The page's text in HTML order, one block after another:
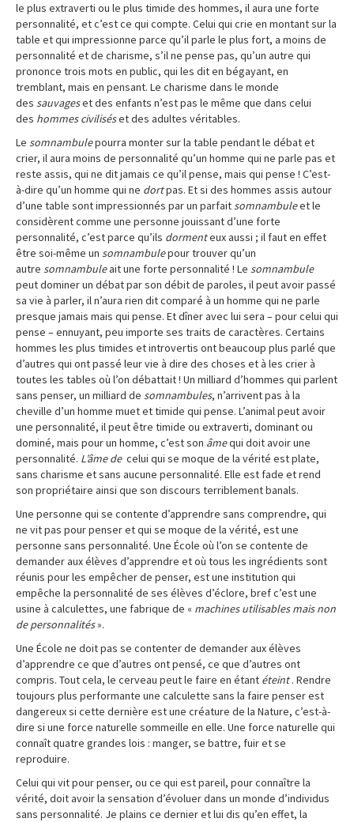
le plus extraverti ou le plus timide des hommes, il aura une forte
personnalité, et c’est ce qui compte. Celui qui crie en montant sur la
table et qui impressionne parce qu’il parle le plus fort, a moins de
personnalité et de charisme, s’il ne pense pas, qu’un autre qui
prononce trois mots en public, qui les dit en bégayant, en
tremblant, mais en pensant. Le charisme dans le monde
des sauvageset des enfants n’est pas le même que dans celui
des hommes civiliséset des adultes véritables.
Le somnambulepourra monter sur la table pendant le débat et
crier, il aura moins de personnalité qu’un homme qui ne parle pas et
reste assis, qui ne dit jamais ce qu’il pense, mais qui pense ! C’est-
à-dire qu’un homme qui ne dortpas. Et si des hommes assis autour
d’une table sont impressionnés par un parfaitsomnambuleet le
considèrent comme une personne jouissant d’une forte
personnalité, c’est parce qu’ils dormenteux aussi ; il faut en effet
être soi-même un somnambulepour trouver qu’un
autre somnambuleait une forte personnalité ! Le somnambule
peut dominer un débat par son débit de paroles, il peut avoir passé
sa vie à parler, il n’aura rien dit comparé à un homme qui ne parle
presque jamais mais qui pense. Et dîner avec lui sera – pour celui qui
pense – ennuyant, peu importe ses traits de caractères. Certains
hommes les plus timides et introvertis ont beaucoup plus parlé que
d’autres qui ont passé leur vie à dire des choses et à les crier à
toutes les tables où l’on débattait ! Un milliard d’hommes qui parlent
sans penser, un milliard de somnambules, n’arrivent pas à la
cheville d’un homme muet et timide qui pense. L’animal peut avoir
une personnalité, il peut être timide ou extraverti, dominant ou
dominé, mais pour un homme, c’est son âmequi doit avoir une
personnalité. L’âme de celui qui se moque de la vérité est plate,
sans charisme et sans aucune personnalité. Elle est fade et rend
son propriétaire ainsi que son discours terriblement banals.
Une personne qui se contente d’apprendre sans comprendre, qui
ne vit pas pour penser et qui se moque de la vérité, est une
personne sans personnalité. Une École où l’on se contente de
demander aux élèves d’apprendre et où tous les ingrédients sont
réunis pour les empêcher de penser, est une institution qui
empêche la personnalité de ses élèves d’éclore, bref c’est une
usine à calculettes, une fabrique de « machines utilisables mais non
de personnalités».
Une École ne doit pas se contenter de demander aux élèves
d’apprendre ce que d’autres ont pensé, ce que d’autres ont
compris. Tout cela, le cerveau peut le faire en étant éteint. Rendre
toujours plus performante une calculette sans la faire penser est
dangereux si cette dernière est une créature de la Nature, c’est-à-
dire si une force naturelle sommeille en elle. Une force naturelle qui
connaît quatre grandes lois : manger, se battre, fuir et se
reproduire.
Celui qui vit pour penser, ou ce qui est pareil, pour connaître la
vérité, doit avoir la sensation d’évoluer dans un monde d’individus
sans personnalité. Je plains ce dernier et lui dis qu’en effet, la